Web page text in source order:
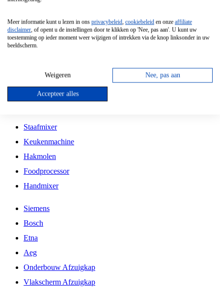
Vrijstaande Magnetron
Vrijstaande Kookplaat
Inbouw Gaskookplaat
Inbouw Keramische Kookplaat
Kookplaat Accessoires
Staafmixer
Keukenmachine
Hakmolen
Foodprocessor
Handmixer
Siemens
Bosch
Etna
Aeg
Onderbouw Afzuigkap
Vlakscherm Afzuigkap
Meer informatie kunt u lezen in ons privacybeleid, cookiebeleid en onze affiliate
disclaimer, of opent u de instellingen door te klikken op 'Nee, pas aan'. U kunt uw
toestemming op ieder moment weer wijzigen of intrekken via de knop linksonder in uw
beeldscherm.
Weigeren Nee, pas aan
Accepteer alles